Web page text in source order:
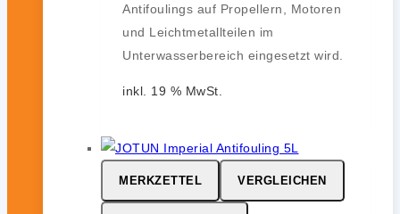
Antifoulings auf Propellern, Motoren
und Leichtmetallteilen im
Unterwasserbereich eingesetzt wird.
inkl. 19 % MwSt.
MERKZETTEL VERGLEICHEN